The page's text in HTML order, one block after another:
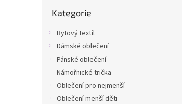
kategorie
Kategorie
Bytový textil
Dámské oblečení
Pánské oblečení
Námořnické trička
Oblečení pro nejmenší
Oblečení menší děti